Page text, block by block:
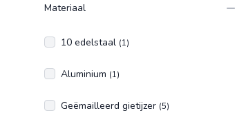
Materiaal
10 edelstaal (1)
Aluminium (1)
Geëmailleerd gietijzer (5)